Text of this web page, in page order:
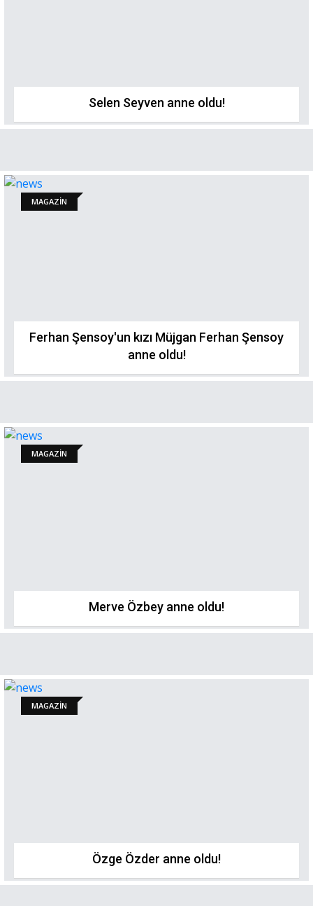
Selen Seyven anne oldu!
MAGAZİN
Ferhan Şensoy'un kızı Müjgan Ferhan Şensoy
anne oldu!
MAGAZİN
Merve Özbey anne oldu!
MAGAZİN
Özge Özder anne oldu!